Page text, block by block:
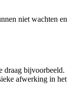
niet wachten en
draag bijvoorbeeld.
afwerking in het